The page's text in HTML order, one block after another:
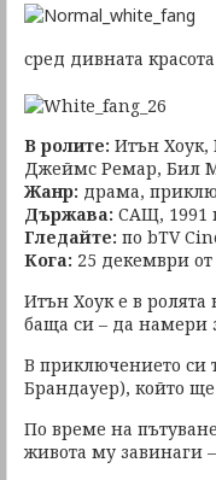
сред дивната
В ролите: Итън
Джеймс Ремар, Бил
Жанр: драма,
Държава: САЩ, 1991
Гледайте: по bTV
Кога: 25 декември от
Итън Хоук е в
баща си – да намери
В приключението си
Брандауер), който
По време на
живота му завинаги